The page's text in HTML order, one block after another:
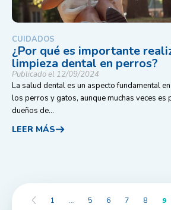
CUIDADOS
¿Por qué es importante
limpieza dental en perros?
Publicado el 12/09/2024
La salud dental es un aspecto fundamental
los perros y gatos, aunque muchas veces
dueños de...
LEER MÁS
1 … 5 6 7 8 9